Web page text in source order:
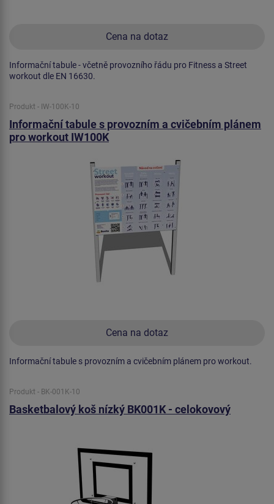
Cena na dotaz
Informační tabule - včetně provozního řádu pro Fitness a Street
workout dle EN 16630.
Produkt - IW-100K-10
Informační tabule s provozním a cvičebním plánem
pro workout IW100K
Cena na dotaz
Informační tabule s provozním a cvičebním plánem pro workout.
Produkt - BK-001K-10
Basketbalový koš nízký BK001K - celokovový